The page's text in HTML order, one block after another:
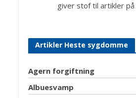
giver stof til artikler
Artikler Heste sygdomme
Agern forgiftning
Albuesvamp